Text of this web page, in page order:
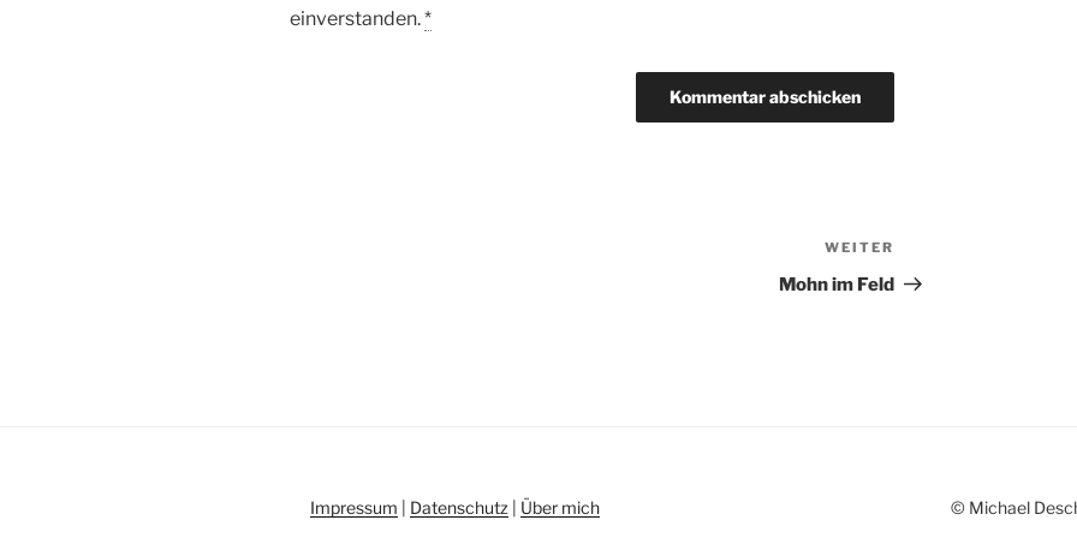
einverstanden.*
Beitrag
WEITER
Mohn im Feld
Impressum Datenschutz Über mich © Michael